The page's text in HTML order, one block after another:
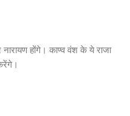
होंगे। काण्व वंश के ये राजा